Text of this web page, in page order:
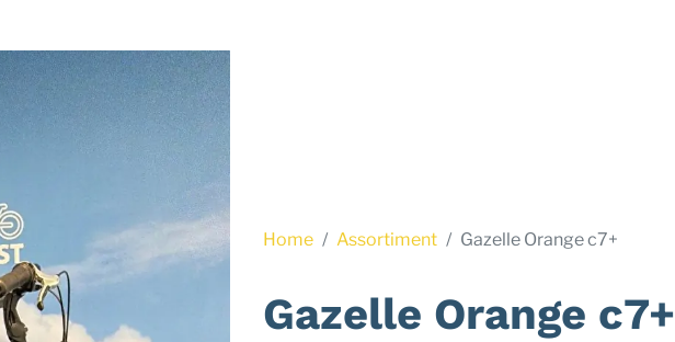
Home Assortiment Gazelle Orange c7+
Gazelle Orange c7+